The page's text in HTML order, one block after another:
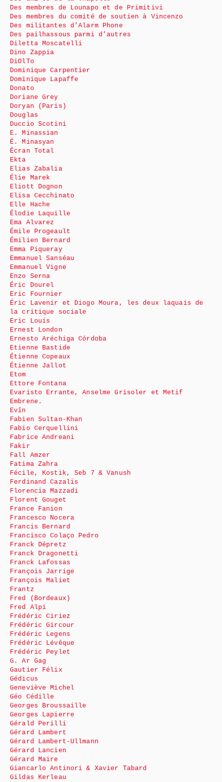
Des membres de Lounapo et de Primitivi
Des membres du comité de soutien à Vincenzo
Des militantes d’Alarm Phone
Des pailhassous parmi d’autres
Diletta Moscatelli
Dino Zappia
DiOlTo
Dominique Carpentier
Dominique Lapaffe
Donato
Doriane Grey
Doryan (Paris)
Douglas
Duccio Scotini
E. Minassian
É. Minasyan
Écran Total
Ekta
Elias Zabalia
Élie Marek
Eliott Dognon
Elisa Cecchinato
Elle Hache
Élodie Laquille
Ema Alvarez
Émile Progeault
Émilien Bernard
Emma Piqueray
Emmanuel Sanséau
Emmanuel Vigne
Enzo Serna
Éric Dourel
Eric Fournier
Éric Lavenir et Diogo Moura, les deux laquais de
la critique sociale
Eric Louis
Ernest London
Ernesto Aréchiga Córdoba
Etienne Bastide
Étienne Copeaux
Étienne Jallot
Etom
Ettore Fontana
Evaristo Errante, Anselme Grisoler et Metif
Embrene.
Evîn
Fabien Sultan-Khan
Fabio Cerquellini
Fabrice Andreani
Fakir
Fall Amzer
Fatima Zahra
Fécile, Kostik, Seb 7 & Vanush
Ferdinand Cazalis
Florencia Mazzadi
Florent Gouget
France Fanion
Francesco Nocera
Francis Bernard
Francisco Colaço Pedro
Franck Dépretz
Franck Dragonetti
Franck Lafossas
François Jarrige
François Maliet
Frantz
Fred (Bordeaux)
Fred Alpi
Frédéric Ciriez
Frédéric Gircour
Frédéric Legens
Frédéric Lévêque
Frédéric Peylet
G. Ar Gag
Gautier Félix
Gédicus
Geneviève Michel
Géo Cédille
Georges Broussaille
Georges Lapierre
Gérald Perilli
Gérard Lambert
Gérard Lambert-Ullmann
Gérard Lancien
Gérard Maire
Giancarlo Antinori & Xavier Tabard
Gildas Kerleau